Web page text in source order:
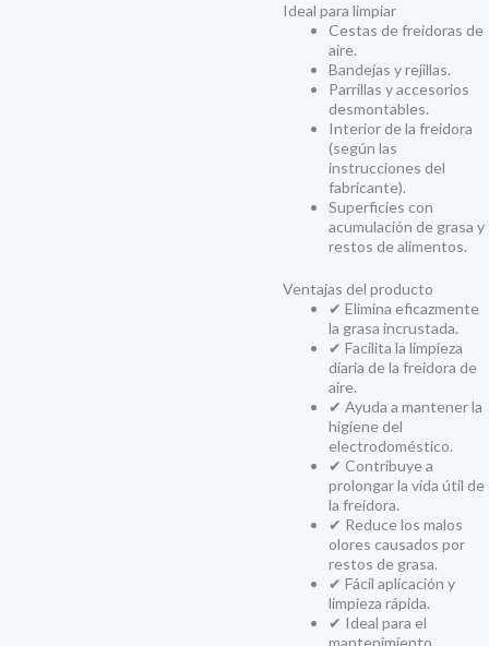
Ideal para limpiar
Cestas de freidoras de
aire.
Bandejas y rejillas.
Parrillas y accesorios
desmontables.
Interior de la freidora
(según las
instrucciones del
fabricante).
Superficies con
acumulación de grasa y
restos de alimentos.
Ventajas del producto
✔ Elimina eficazmente
la grasa incrustada.
✔ Facilita la limpieza
diaria de la freidora de
aire.
✔ Ayuda a mantener la
higiene del
electrodoméstico.
✔ Contribuye a
prolongar la vida útil de
la freidora.
✔ Reduce los malos
olores causados por
restos de grasa.
✔ Fácil aplicación y
limpieza rápida.
✔ Ideal para el